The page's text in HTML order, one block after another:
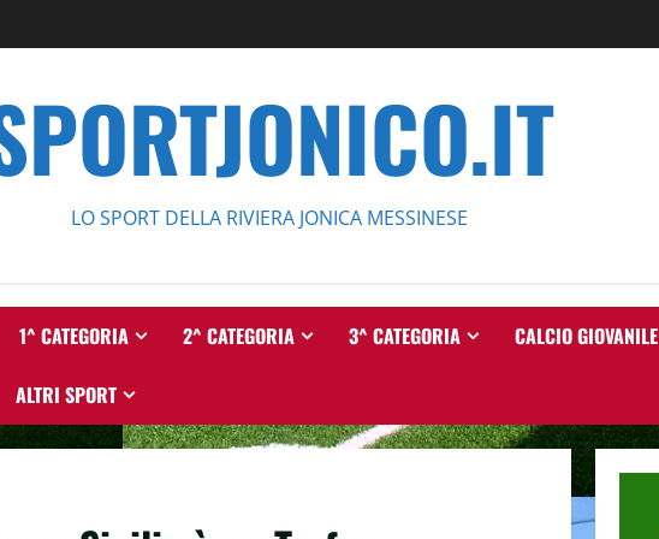
LO SPORT DELLA RIVIERA JONICA MESSINESE
1^ CATEGORIA 2^ CATEGORIA 3^ CATEGORIA CALCIO GIOVANILE
ALTRI SPORT